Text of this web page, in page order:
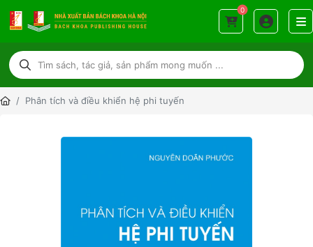
0
Phân tích và điều khiển hệ phi tuyến